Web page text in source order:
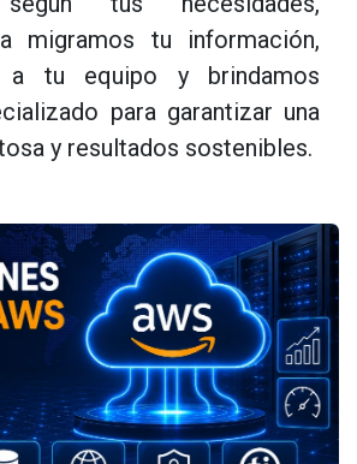
migramos tu información,
a tu equipo y brindamos
para garantizar una
y resultados sostenibles.